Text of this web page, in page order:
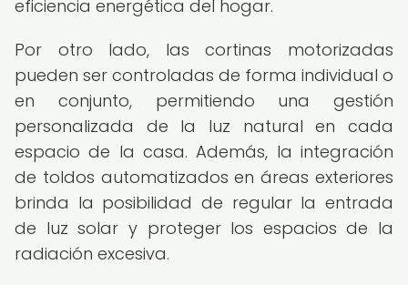
eficiencia energética del hogar.
Por otro lado, las cortinas motorizadas
pueden ser controladas de forma individual o
en conjunto, permitiendo una gestión
personalizada de la luz natural en cada
espacio de la casa. Además, la integración
de toldos automatizados en áreas exteriores
brinda la posibilidad de regular la entrada
de luz solar y proteger los espacios de la
radiación excesiva.